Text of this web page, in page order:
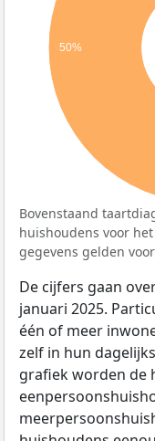
50%
Bovenstaand
huishoudens voor
gegevens gelden
De cijfers gaan
januari 2025.
één of meer
zelf in hun
grafiek worden de